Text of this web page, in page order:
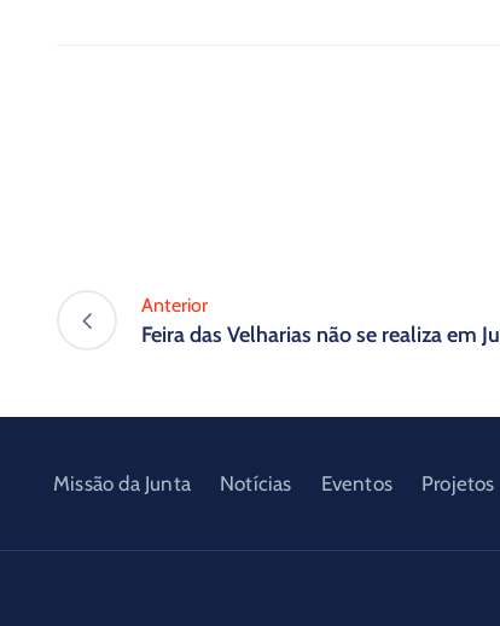
Anterior
Feira das Velharias não se realiza em
Missão da Junta Notícias Eventos Projetos